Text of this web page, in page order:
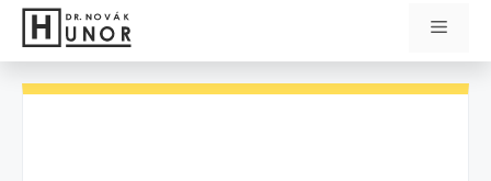
Kilépés
tartalomba
Menü